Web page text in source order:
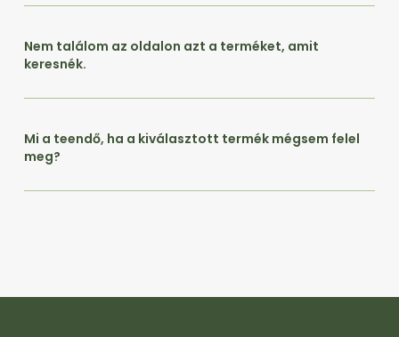
Nem találom az oldalon azt a terméket, amit
keresnék.
Mi a teendő, ha a kiválasztott termék mégsem felel
meg?